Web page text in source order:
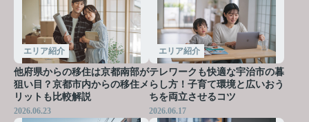
エリア紹介
他府県からの移住は京都南部が
狙い目？京都市内からの移住メ
リットも比較解説
2026.06.23
エリア紹介
テレワークも快適な宇治市の暮
らし方！子育て環境と広いおう
ちを両立させるコツ
2026.06.17